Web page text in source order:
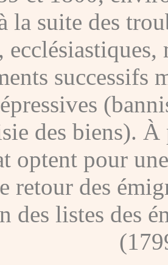
la suite des
successifs
des biens).
optent pour
retour des
des listes des